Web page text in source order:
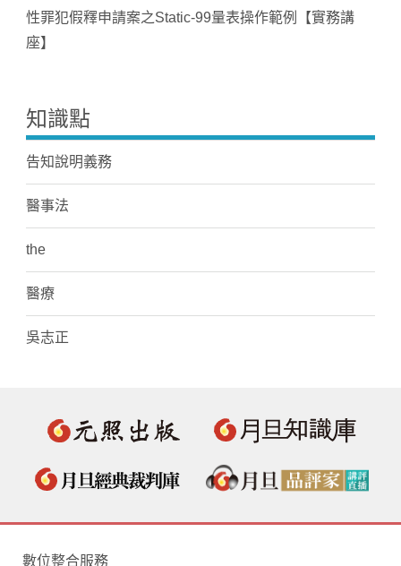
性罪犯假釋申請案之Static-99量表操作範例【實務講
座】
知識點
告知說明義務
醫事法
the
醫療
吳志正
數位整合服務